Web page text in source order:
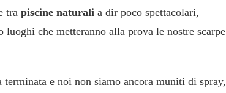
tra piscine naturali a dir poco spettacolari,
luoghi che metteranno alla prova le nostre scarpe
terminata e noi non siamo ancora muniti di spray,